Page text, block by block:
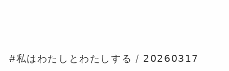
#私はわたしとわたしする / 𝟤𝟢𝟤𝟨𝟢𝟥𝟣𝟩